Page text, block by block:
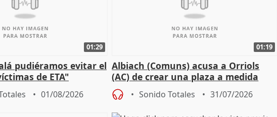
01:29
pudiéramos evitar el
de ETA"
01/08/2026
01:19
Albiach (Comuns) acusa a Orriols
(AC) de crear una plaza a medida
para su hija en Ripoll (Girona)
Sonido Totales 31/07/2026